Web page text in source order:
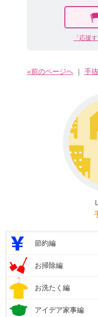
「応援
«前のページへ｜ 手
節約編
お掃除編
お洗たく編
アイデア家事編